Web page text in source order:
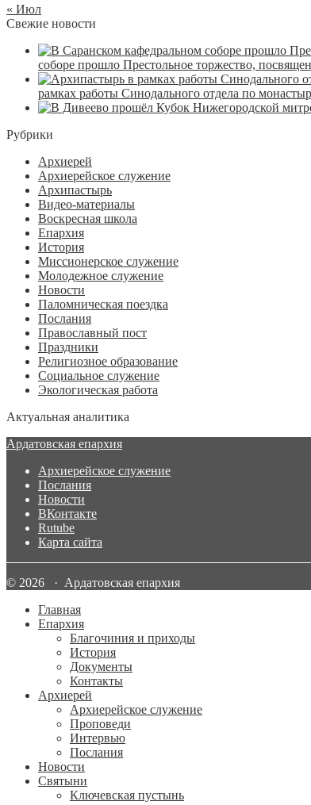
« Июл
Свежие новости
соборе прошло Престольное торжество,
рамках работы Синодального отдела по
Рубрики
Архиерей
Архиерейское служение
Архипастырь
Видео-материалы
Воскресная школа
Епархия
История
Миссионерское служение
Молодежное служение
Новости
Паломническая поездка
Послания
Православный пост
Праздники
Религиозное образование
Социальное служение
Экологическая работа
Актуальная аналитика
Ардатовская епархия
Архиерейское служение
Послания
Новости
ВКонтакте
Rutube
Карта сайта
© 2026 · Ардатовская епархия
Главная
Епархия
Благочиния и приходы
История
Документы
Контакты
Архиерей
Архиерейское служение
Проповеди
Интервью
Послания
Новости
Святыни
Ключевская пустынь